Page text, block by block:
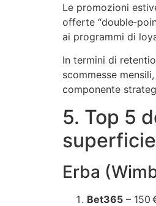
Le promozioni
offerte
ai programmi di
In termini di
scommesse
componente
5. Top 5
Erba
Bet365 – 150